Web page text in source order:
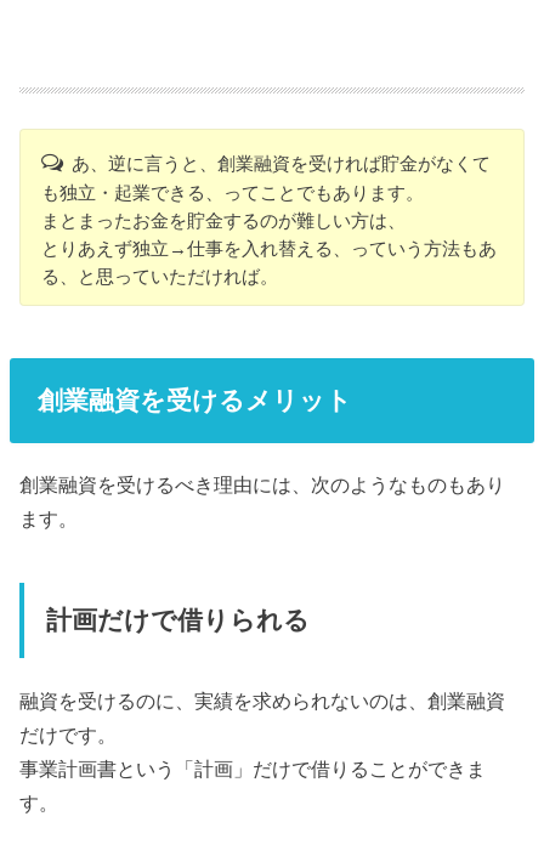
あ、逆に言うと、創業融資を受ければ貯金がなくて
も独立・起業できる、ってことでもあります。
まとまったお金を貯金するのが難しい方は、
とりあえず独立→仕事を入れ替える、っていう方法もあ
る、と思っていただければ。
創業融資を受けるメリット
創業融資を受けるべき理由には、次のようなものもあり
ます。
計画だけで借りられる
融資を受けるのに、実績を求められないのは、創業融資
だけです。
事業計画書という「計画」だけで借りることができま
す。